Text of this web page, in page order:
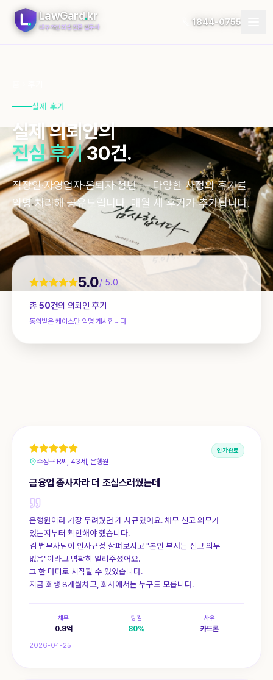
LawGard.kr
대구 개인회생 전문 법무사 1844-0755
개인파산
절차
지역
자가진단
후기
블로그
상담 신청
실제 후기
실제 의뢰인의
진심 후기30건.
직장인·자영업자·은퇴자·청년 — 다양한 사정의 후기를
익명 처리해 공유드립니다. 매월 새 후기가 추가됩니다.
5.0/ 5.0
총 50건의 의뢰인 후기
동의받은 케이스만 익명 게시합니다
수성구 R씨, 43세, 은행원
인가완료
금융업 종사자라 더 조심스러웠는데
은행원이라 가장 두려웠던 게 사규였어요. 채무 신고 의무가
있는지부터 확인해야 했습니다.
김 법무사님이 인사규정 살펴보시고 "본인 부서는 신고 의무
없음"이라고 명확히 알려주셨어요.
그 한 마디로 시작할 수 있었습니다.
지금 회생 8개월차고, 회사에서는 누구도 모릅니다.
채무
0.9억
탕감
80%
사유
카드론
2026-04-25